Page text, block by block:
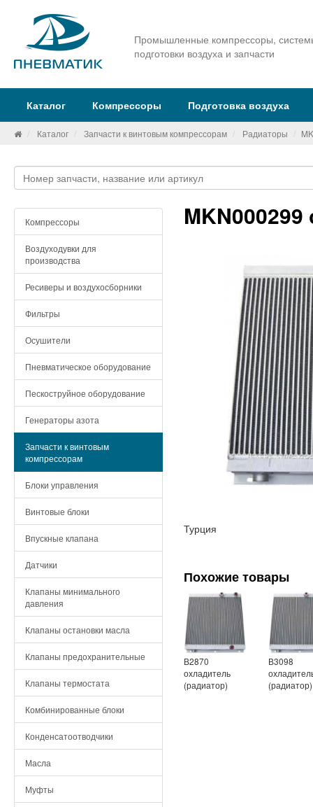
Промышленные компрессоры,
подготовки воздуха и запчасти
Каталог Компрессоры Подготовка воздуха
Каталог Запчасти к винтовым компрессорам Радиаторы
Компрессоры
Воздуходувки для
производства
Ресиверы и воздухосборники
Фильтры
Осушители
Пневматическое оборудование
Пескоструйное оборудование
Генераторы азота
Запчасти к винтовым
компрессорам
Блоки управления
Винтовые блоки
Впускные клапана
Датчики
Клапаны минимального
давления
Клапаны остановки масла
Клапаны предохранительные
Клапаны термостата
Комбинированные блоки
Конденсатоотводчики
Масла
Муфты
Турция
Похожие товары
В2870
охладитель
(радиатор)
В3098
(радиатор)